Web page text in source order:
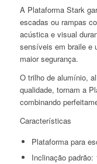
A Plataforma Stark
escadas ou rampas
acústica e visual
sensíveis em braile e
maior segurança.
O trilho de alumínio,
qualidade, tornam a
combinando
Características
Plataforma para
Inclinação padrão: